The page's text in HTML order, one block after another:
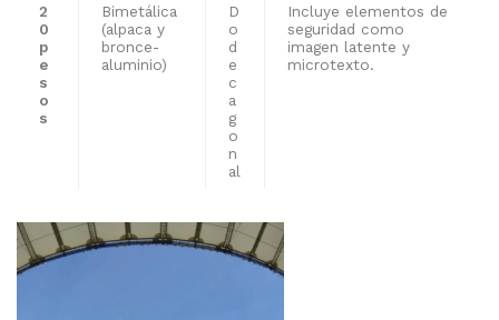
2
0
p
e
s
o
s
Bimetálica
(alpaca y
bronce-
aluminio)
D
o
d
e
c
a
g
o
n
al
Incluye elementos de
seguridad como
imagen latente y
microtexto.